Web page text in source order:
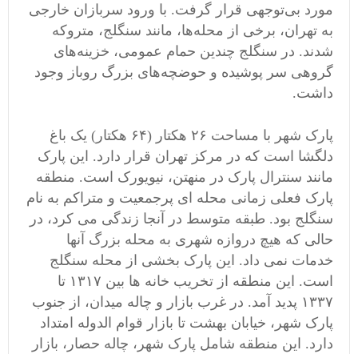
مورد بی‌توجهی قرار گرفت. با ورود سربازان خارجی
به تهران، برخی از محله‌ها، مانند سنگلج، متروکه
شدند. در سنگلج چندین حمام عمومی، خزینه‌های
گروهی سر پوشیده و حوضچه‌های بزرگ روباز وجود
داشت.
پارک شهر با مساحت ۲۶ هکتار (۶۴ هکتار) یک باغ
دلگشا است که در مرکز تهران قرار دارد. این پارک
مانند سنترال پارک در منهتن، نیویورک است. منطقه
پارک فعلی زمانی محله ای پرجمعیت و متراکم به نام
سنگلج بود. طبقه متوسط در آنجا زندگی می کرد، در
حالی که هیچ دروازه شهری به محله بزرگ آنها
خدمات نمی داد. این پارک بخشی از محله سنگلج
است. این منطقه از تخریب خانه ها بین ۱۳۱۷ تا
۱۳۳۷ پدید آمد. در غرب بازار و چاله میدان، از جنوب
پارک شهر، خیابان بهشت ​​تا بازار قوام الدوله امتداد
دارد. این منطقه شامل پارک شهر، چاله حصار، بازار